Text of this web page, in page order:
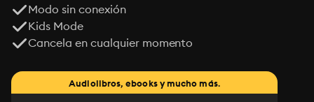
Modo sin conexión
Kids Mode
Cancela en cualquier momento
Audiolibros, ebooks y mucho más.